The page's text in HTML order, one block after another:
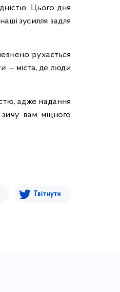
Цього дня
зусилля задля
рухається
— міста, де люди
адже надання
вам міцного
Твітнути